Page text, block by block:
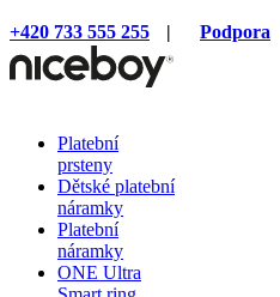
+420 733 555 255 | Podpora
Platební
prsteny
Dětské platební
náramky
Platební
náramky
ONE Ultra